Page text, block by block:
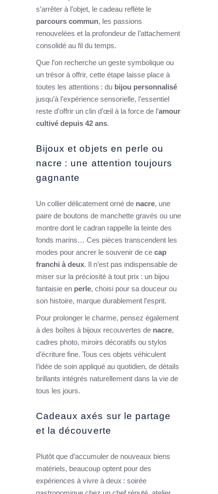
s’arrêter à l’objet, le cadeau reflète le
parcours commun, les passions
renouvelées et la profondeur de l’attachement
consolidé au fil du temps.
Que l’on recherche un geste symbolique ou
un trésor à offrir, cette étape laisse place à
toutes les attentions : du bijou personnalisé
jusqu’à l’expérience sensorielle, l’essentiel
reste d’offrir un clin d’œil à la force de l’amour
cultivé depuis 42 ans.
Bijoux et objets en perle ou
nacre : une attention toujours
gagnante
Un collier délicatement orné de nacre, une
paire de boutons de manchette gravés ou une
montre dont le cadran rappelle la teinte des
fonds marins… Ces pièces transcendent les
modes pour ancrer le souvenir de ce cap
franchi à deux. Il n’est pas indispensable de
miser sur la préciosité à tout prix : un bijou
fantaisie en perle, choisi pour sa douceur ou
son histoire, marque durablement l’esprit.
Pour prolonger le charme, pensez également
à des boîtes à bijoux recouvertes de nacre,
cadres photo, miroirs décoratifs ou stylos
d’écriture fine. Tous ces objets véhiculent
l’idée de soin appliqué au quotidien, de détails
brillants intégrés naturellement dans la vie de
tous les jours.
Cadeaux axés sur le partage
et la découverte
Plutôt que d’accumuler de nouveaux biens
matériels, beaucoup optent pour des
expériences à vivre à deux : soirée